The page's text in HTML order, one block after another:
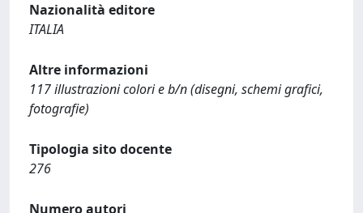
Nazionalità editore
ITALIA
Altre informazioni
117 illustrazioni colori e b/n (disegni, schemi grafici,
fotografie)
Tipologia sito docente
276
Numero autori